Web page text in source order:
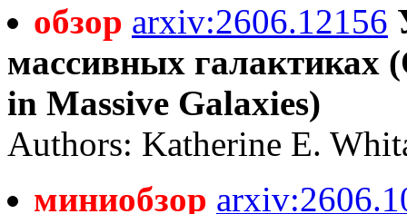
обзор arxiv:2606.12156
массивных галактиках
in Massive Galaxies)
Authors: Katherine E.
миниобзор